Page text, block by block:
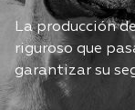
La producción
riguroso que
garantizar su